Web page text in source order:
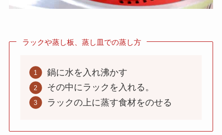
ラックや蒸し板、蒸し皿での蒸し方
鍋に水を入れ沸かす
その中にラックを入れる。
ラックの上に蒸す食材をのせる